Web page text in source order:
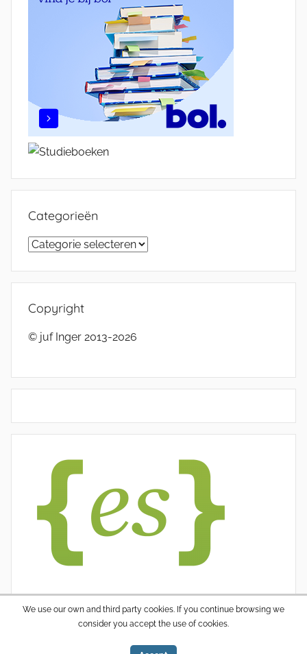
Categorieën
Categorieën
Copyright
© juf Inger 2013-2026
We use our own and third party cookies. If you continue browsing we
consider you accept the use of cookies.